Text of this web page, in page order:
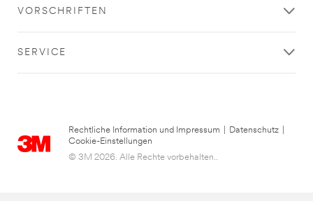
VORSCHRIFTEN
SERVICE
Rechtliche Information und Impressum Datenschutz
Cookie-Einstellungen
© 3M 2026. Alle Rechte vorbehalten..